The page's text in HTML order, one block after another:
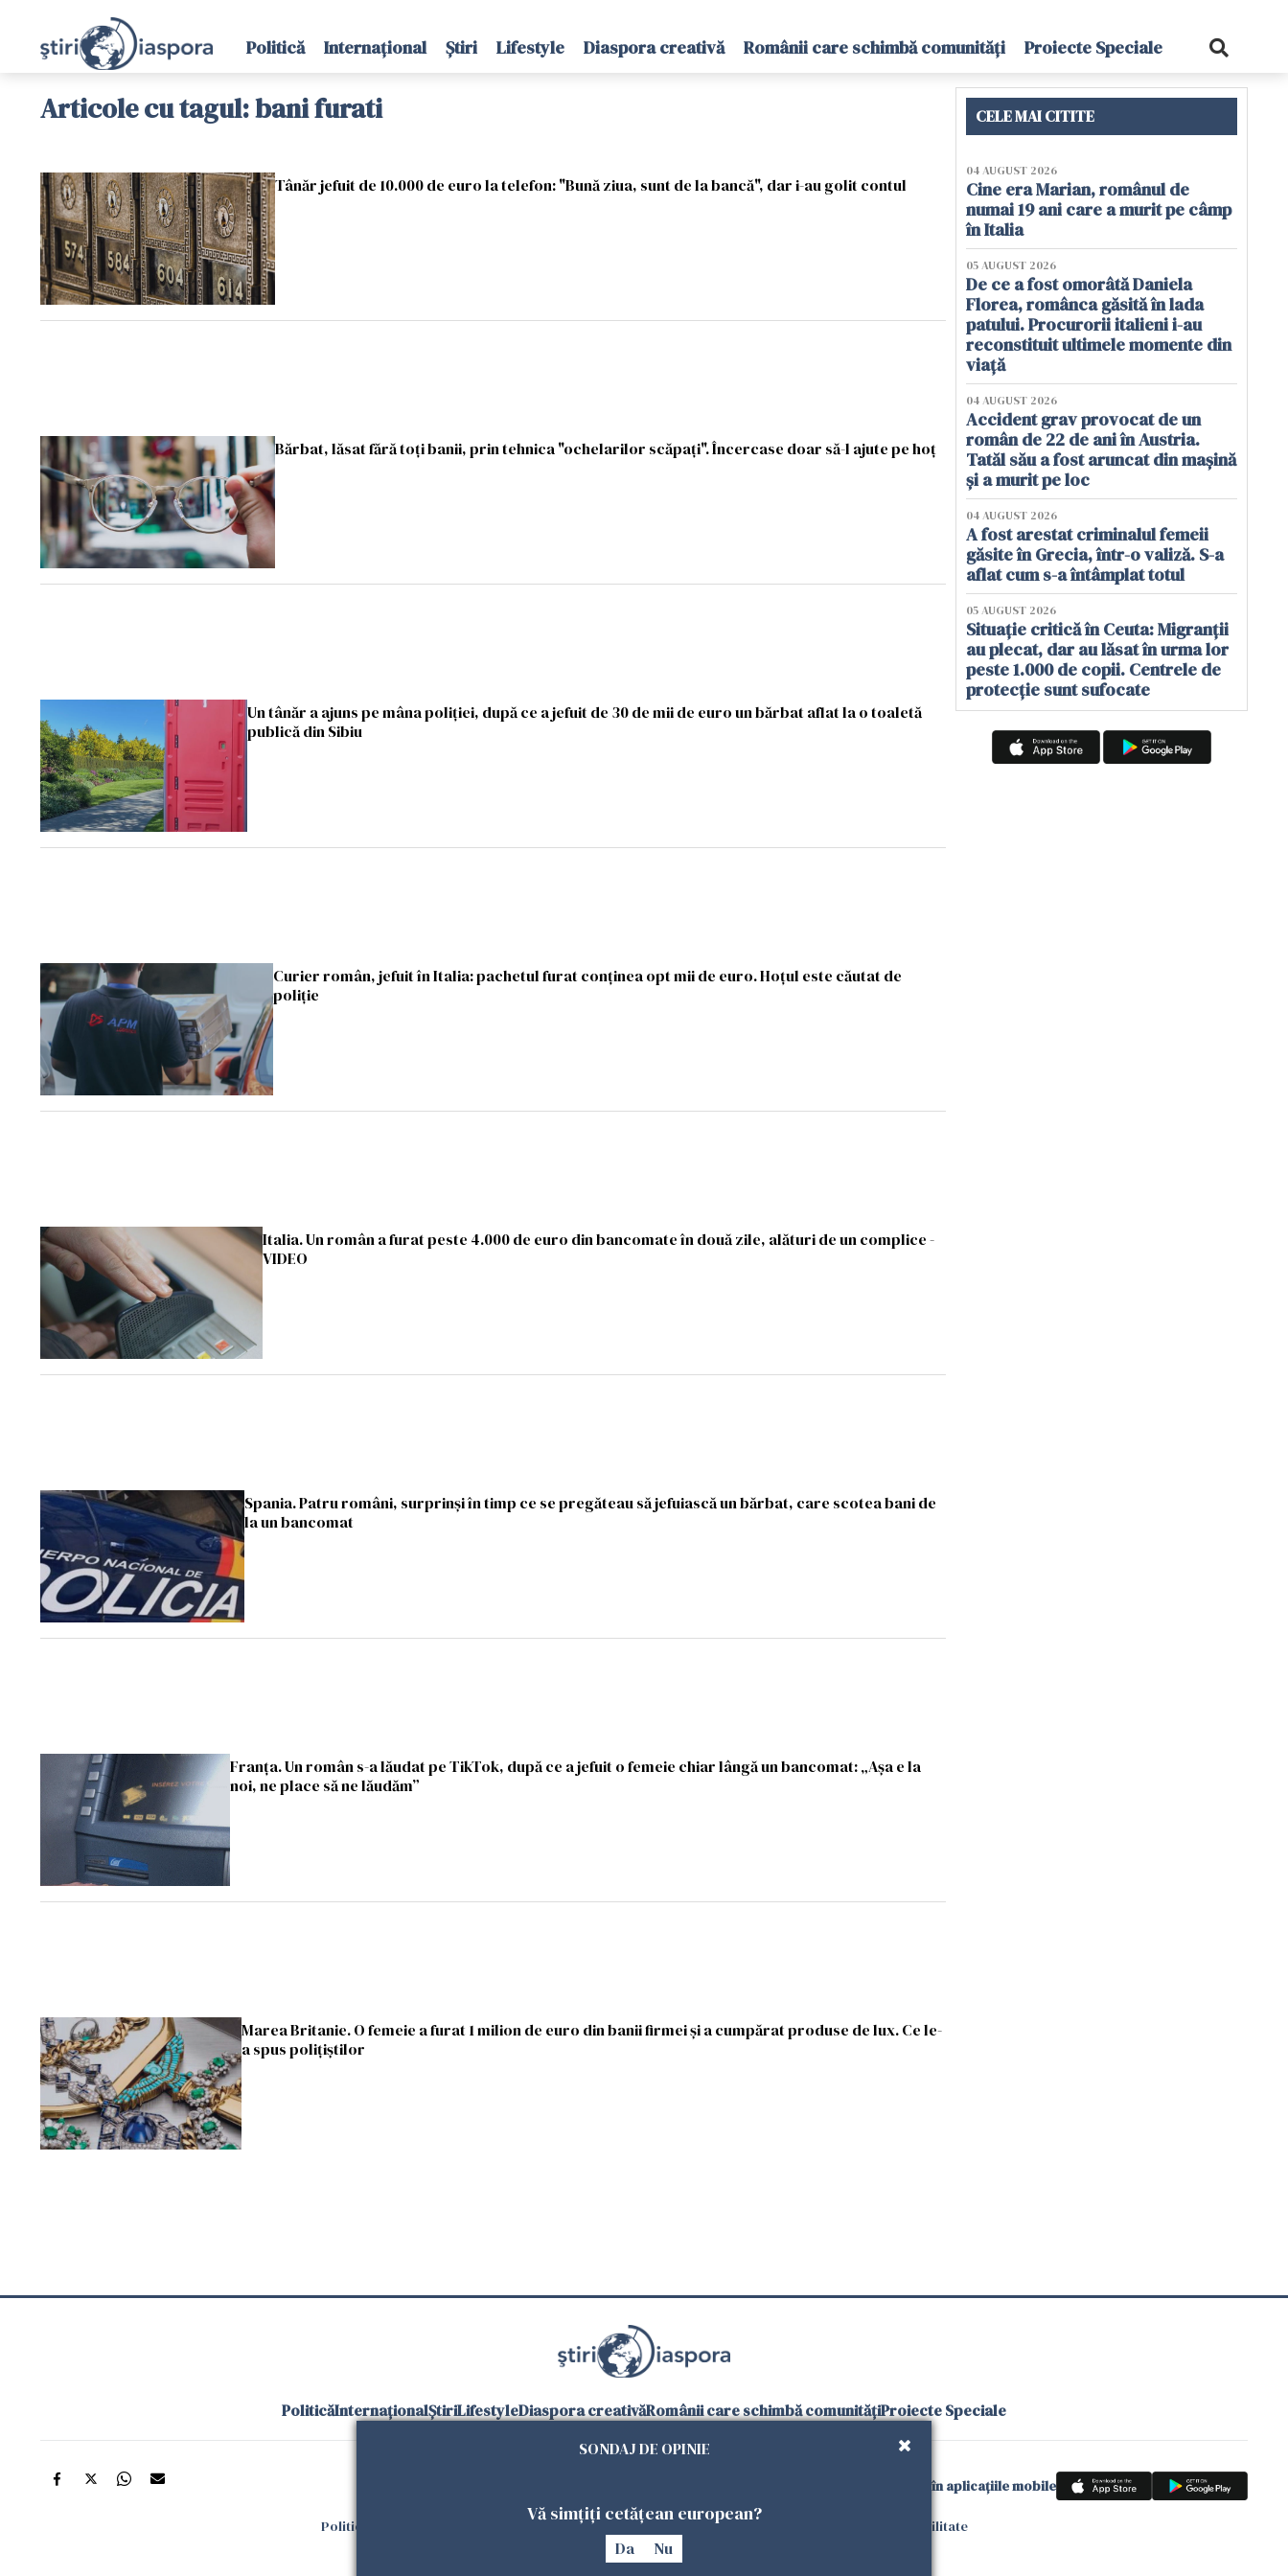
Politică Internațional Știri Lifestyle Diaspora creativă Românii care schimbă comunități Proiecte Speciale
Articole cu tagul: bani furati
Tânăr jefuit de 10.000 de euro la telefon: "Bună ziua, sunt de la bancă", dar i-au golit contul
Bărbat, lăsat fără toți banii, prin tehnica "ochelarilor scăpați". Încercase doar să-l ajute pe hoț
Un tânăr a ajuns pe mâna poliției, după ce a jefuit de 30 de mii de euro un bărbat aflat la o toaletă
publică din Sibiu
Curier român, jefuit în Italia: pachetul furat conținea opt mii de euro. Hoțul este căutat de
poliție
Italia. Un român a furat peste 4.000 de euro din bancomate în două zile, alături de un complice -
VIDEO
Spania. Patru români, surprinși în timp ce se pregăteau să jefuiască un bărbat, care scotea bani de
la un bancomat
Franța. Un român s-a lăudat pe TikTok, după ce a jefuit o femeie chiar lângă un bancomat: „Așa e la
noi, ne place să ne lăudăm”
Marea Britanie. O femeie a furat 1 milion de euro din banii firmei şi a cumpărat produse de lux. Ce le-
a spus poliţiştilor
CELE MAI CITITE
04 AUGUST 2026
Cine era Marian, românul de
numai 19 ani care a murit pe câmp
în Italia
05 AUGUST 2026
De ce a fost omorâtă Daniela
Florea, românca găsită în lada
patului. Procurorii italieni i-au
reconstituit ultimele momente din
viață
04 AUGUST 2026
Accident grav provocat de un
român de 22 de ani în Austria.
Tatăl său a fost aruncat din mașină
și a murit pe loc
04 AUGUST 2026
A fost arestat criminalul femeii
găsite în Grecia, într-o valiză. S-a
aflat cum s-a întâmplat totul
05 AUGUST 2026
Situație critică în Ceuta: Migranții
au plecat, dar au lăsat în urma lor
peste 1.000 de copii. Centrele de
protecție sunt sufocate
PoliticăInternaționalȘtiriLifestyleDiaspora creativăRomânii care schimbă comunitățiProiecte Speciale
și în aplicațiile mobile
Politica de confidențialitate Politica Cookies Gestionați preferințele Declarație de accesibilitate
Copyright 2026. Toate drepturile rezervate.
SONDAJ DE OPINIE
Vă simțiți cetățean european?
Da Nu